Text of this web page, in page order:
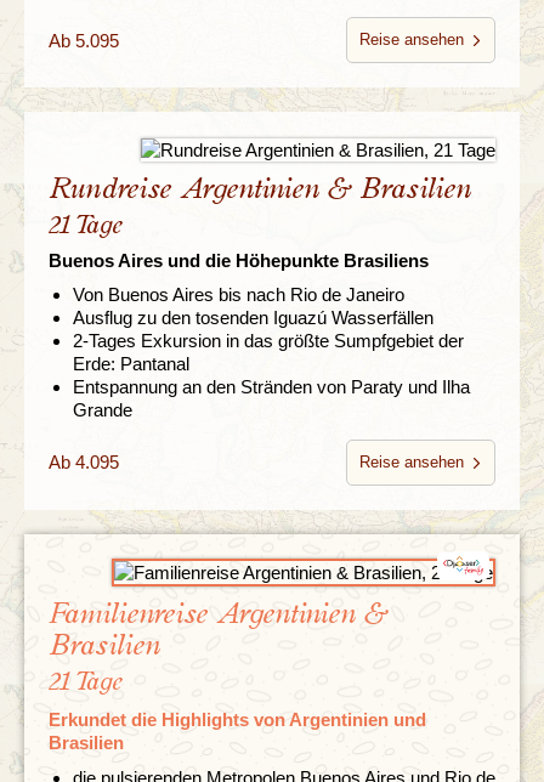
Ab 5.095 Reise ansehen
Rundreise Argentinien & Brasilien
21 Tage
Buenos Aires und die Höhepunkte Brasiliens
Von Buenos Aires bis nach Rio de Janeiro
Ausflug zu den tosenden Iguazú Wasserfällen
2-Tages Exkursion in das größte Sumpfgebiet der
Erde: Pantanal
Entspannung an den Stränden von Paraty und Ilha
Grande
Ab 4.095 Reise ansehen
Familienreise Argentinien &
Brasilien
21 Tage
Erkundet die Highlights von Argentinien und
Brasilien
die pulsierenden Metropolen Buenos Aires und Rio de